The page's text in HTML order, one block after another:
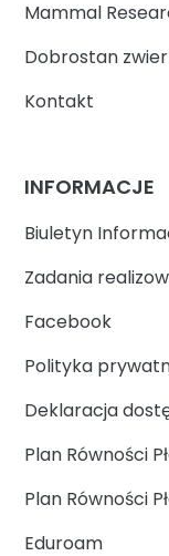
Mammal
Dobrostan
Kontakt
INFORMACJE
Biuletyn
Zadania
Facebook
Polityka
Deklaracja
Plan Równości
Plan Równości
Eduroam